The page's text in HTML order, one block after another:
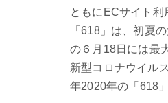
ともにECサイト
「618」は、初夏
の６月18日には最
新型コロナウイル
年2020年の「618